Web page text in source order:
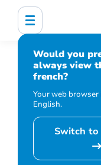
Would you
always view
french?
Your web browser
English.
Switch to
Accueil
médias
Actualités
Bibliothèque
candidatures